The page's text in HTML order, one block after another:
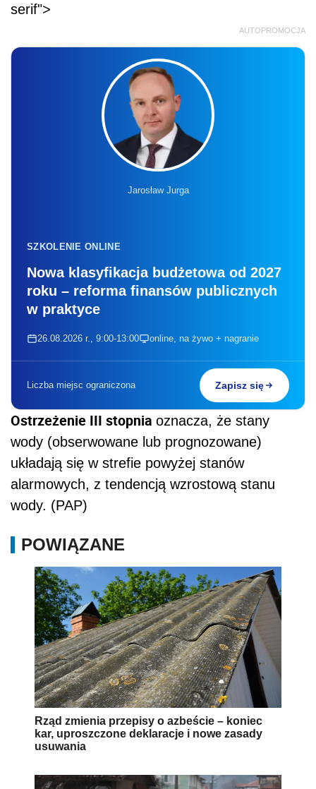
serif">
AUTOPROMOCJA
Jarosław Jurga
SZKOLENIE ONLINE
Nowa klasyfikacja budżetowa od 2027
roku – reforma finansów publicznych
w praktyce
26.08.2026 r., 9:00-13:00 online, na żywo + nagranie
Liczba miejsc ograniczona Zapisz się
Ostrzeżenie III stopnia oznacza, że stany
wody (obserwowane lub prognozowane)
układają się w strefie powyżej stanów
alarmowych, z tendencją wzrostową stanu
wody. (PAP)
POWIĄZANE
Rząd zmienia przepisy o azbeście – koniec
kar, uproszczone deklaracje i nowe zasady
usuwania